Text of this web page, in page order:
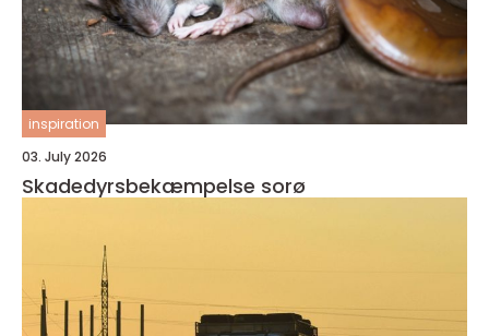
inspiration
03. July 2026
Skadedyrsbekæmpelse sorø